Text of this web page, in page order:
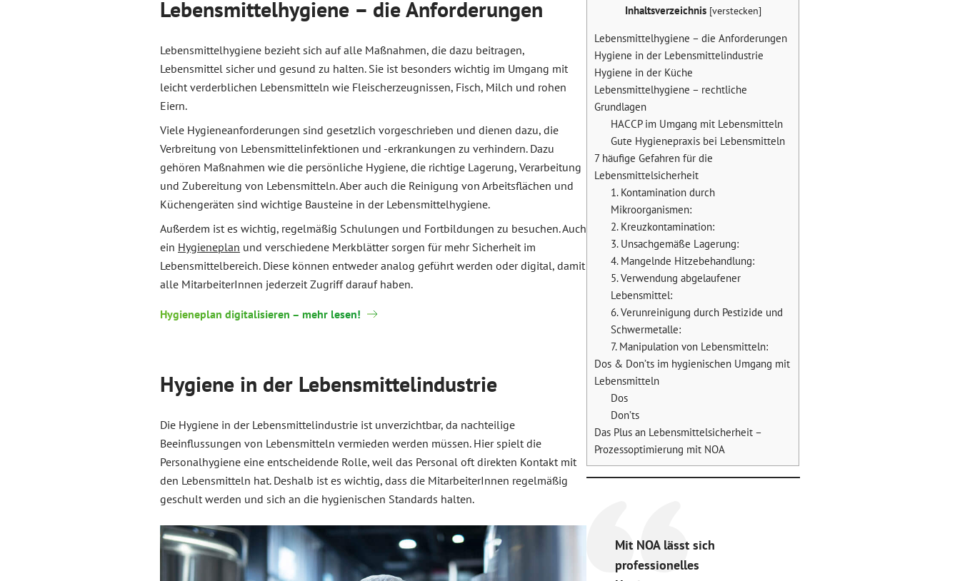
Lebensmittelhygiene – die Anforderungen
Lebensmittelhygiene bezieht sich auf alle Maßnahmen, die dazu beitragen,
Lebensmittel sicher und gesund zu halten. Sie ist besonders wichtig im Umgang mit
leicht verderblichen Lebensmitteln wie Fleischerzeugnissen, Fisch, Milch und rohen
Eiern.
Viele Hygieneanforderungen sind gesetzlich vorgeschrieben und dienen dazu, die
Verbreitung von Lebensmittelinfektionen und -erkrankungen zu verhindern. Dazu
gehören Maßnahmen wie die persönliche Hygiene, die richtige Lagerung, Verarbeitung
und Zubereitung von Lebensmitteln. Aber auch die Reinigung von Arbeitsflächen und
Küchengeräten sind wichtige Bausteine in der Lebensmittelhygiene.
Außerdem ist es wichtig, regelmäßig Schulungen und Fortbildungen zu besuchen. Auch
ein Hygieneplan und verschiedene Merkblätter sorgen für mehr Sicherheit im
Lebensmittelbereich. Diese können entweder analog geführt werden oder digital, damit
alle MitarbeiterInnen jederzeit Zugriff darauf haben.
Hygieneplan digitalisieren – mehr lesen!
Hygiene in der Lebensmittelindustrie
Die Hygiene in der Lebensmittelindustrie ist unverzichtbar, da nachteilige
Beeinflussungen von Lebensmitteln vermieden werden müssen. Hier spielt die
Personalhygiene eine entscheidende Rolle, weil das Personal oft direkten Kontakt mit
den Lebensmitteln hat. Deshalb ist es wichtig, dass die MitarbeiterInnen regelmäßig
geschult werden und sich an die hygienischen Standards halten.
Inhaltsverzeichnis [verstecken]
Lebensmittelhygiene – die Anforderungen
Hygiene in der Lebensmittelindustrie
Hygiene in der Küche
Lebensmittelhygiene – rechtliche
Grundlagen
HACCP im Umgang mit Lebensmitteln
Gute Hygienepraxis bei Lebensmitteln
7 häufige Gefahren für die
Lebensmittelsicherheit
1. Kontamination durch
Mikroorganismen:
2. Kreuzkontamination:
3. Unsachgemäße Lagerung:
4. Mangelnde Hitzebehandlung:
5. Verwendung abgelaufener
Lebensmittel:
6. Verunreinigung durch Pestizide und
Schwermetalle:
7. Manipulation von Lebensmitteln:
Dos & Don’ts im hygienischen Umgang mit
Lebensmitteln
Dos
Don’ts
Das Plus an Lebensmittelsicherheit –
Prozessoptimierung mit NOA
Mit NOA lässt sich
professionelles